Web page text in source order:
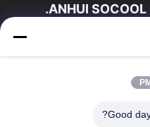
ANHUI SOCOOL
ما
کنترل کیفیت
Good